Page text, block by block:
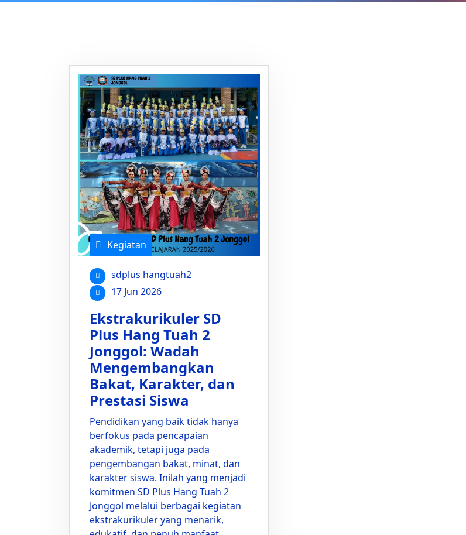
Kegiatan
sdplus hangtuah2
17 Jun 2026
Ekstrakurikuler SD
Plus Hang Tuah 2
Jonggol: Wadah
Mengembangkan
Bakat, Karakter, dan
Prestasi Siswa
Pendidikan yang baik tidak hanya
berfokus pada pencapaian
akademik, tetapi juga pada
pengembangan bakat, minat, dan
karakter siswa. Inilah yang menjadi
komitmen SD Plus Hang Tuah 2
Jonggol melalui berbagai kegiatan
ekstrakurikuler yang menarik,